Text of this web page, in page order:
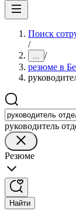
Поиск
/
... /
резюме в
руководитель
Резюме
Найти